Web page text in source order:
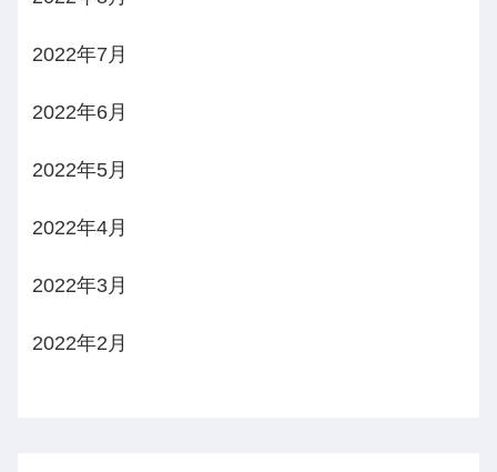
2022年7月
2022年6月
2022年5月
2022年4月
2022年3月
2022年2月